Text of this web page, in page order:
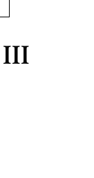
III